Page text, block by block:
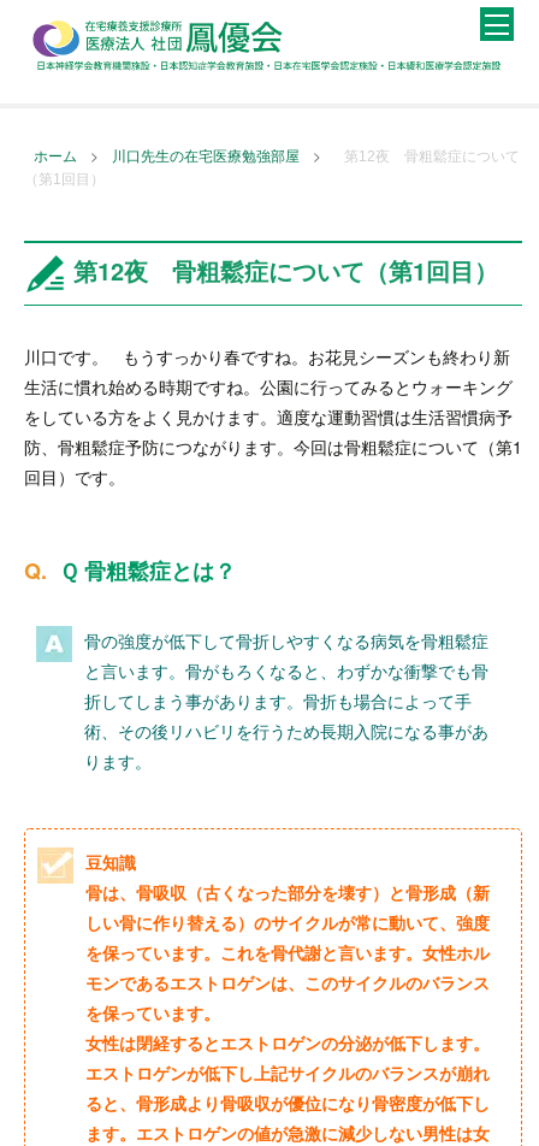
ホーム > 川口先生の在宅医療勉強部屋 >
第12夜 骨粗鬆症について
（第1回目）
第12夜 骨粗鬆症について（第1回目）
川口です。 もうすっかり春ですね。お花見シーズンも終わり新
生活に慣れ始める時期ですね。公園に行ってみるとウォーキング
をしている方をよく見かけます。適度な運動習慣は生活習慣病予
防、骨粗鬆症予防につながります。今回は骨粗鬆症について（第1
回目）です。
Ｑ 骨粗鬆症とは？
骨の強度が低下して骨折しやすくなる病気を骨粗鬆症
と言います。骨がもろくなると、わずかな衝撃でも骨
折してしまう事があります。骨折も場合によって手
術、その後リハビリを行うため長期入院になる事があ
ります。
豆知識
骨は、骨吸収（古くなった部分を壊す）と骨形成（新
しい骨に作り替える）のサイクルが常に動いて、強度
を保っています。これを骨代謝と言います。女性ホル
モンであるエストロゲンは、このサイクルのバランス
を保っています。
女性は閉経するとエストロゲンの分泌が低下します。
エストロゲンが低下し上記サイクルのバランスが崩れ
ると、骨形成より骨吸収が優位になり骨密度が低下し
ます。エストロゲンの値が急激に減少しない男性は女